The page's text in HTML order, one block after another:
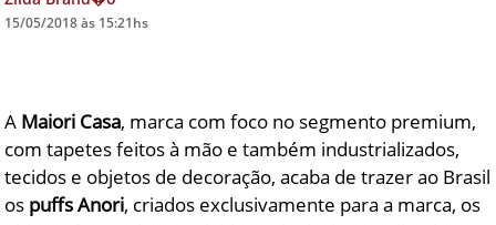
ÚLTIMAS NOTÍCIAS
FALE CONOSCO
15/05/2018 às 15:21hs
A Maiori Casa, marca com foco no segmento premium,
com tapetes feitos à mão e também industrializados,
tecidos e objetos de decoração, acaba de trazer ao Brasil
os puffs Anori, criados exclusivamente para a marca, os